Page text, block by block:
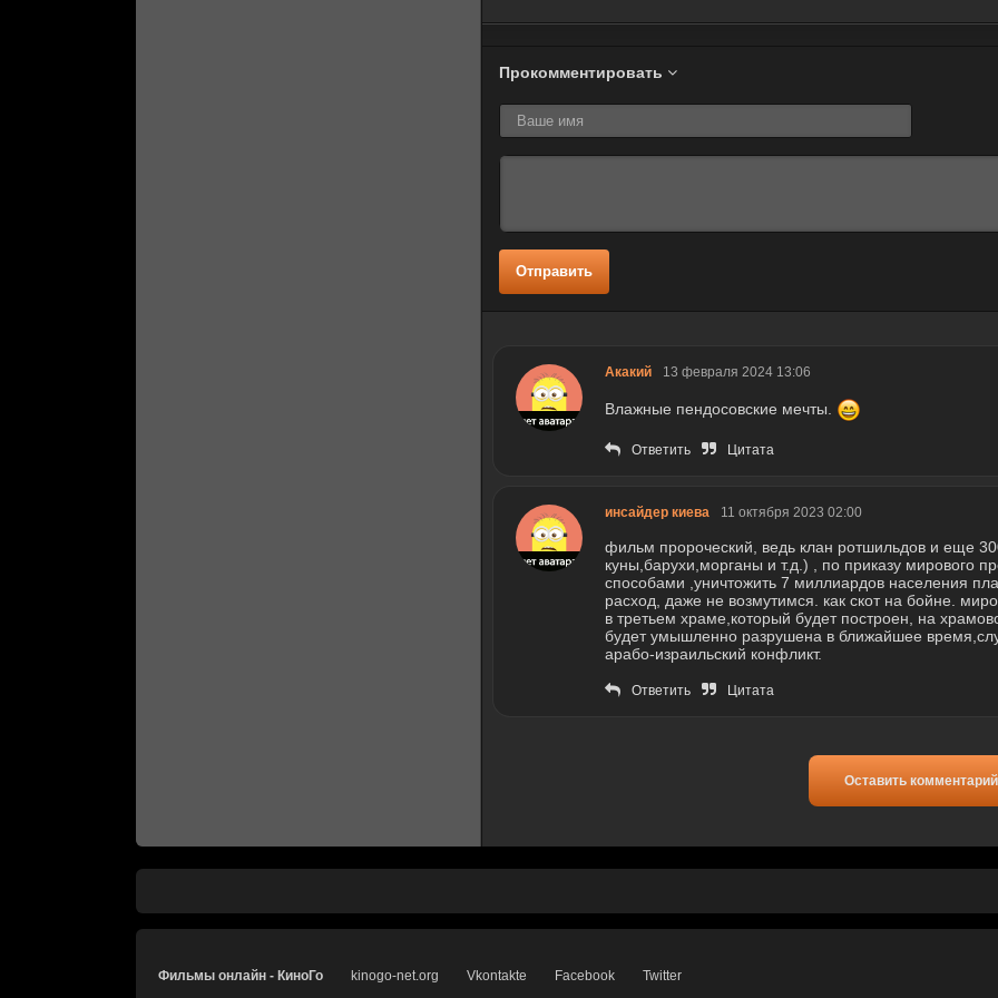
Прокомментировать
Отправить
Акакий 13 февраля 2024 13:06
Влажные пендосовские мечты.
Ответить Цитата
инсайдер киева 11 октября 2023 02:00
фильм пророческий, ведь клан ротшильдов и еще
куны,барухи,морганы и т.д.) , по приказу мирового
способами ,уничтожить 7 миллиардов населения
расход, даже не возмутимся. как скот на бойне.
в третьем храме,который будет построен, на
будет умышленно разрушена в ближайшее
арабо-израильский конфликт.
Ответить Цитата
Оставить комментарий
Фильмы онлайн - КиноГо kinogo-net.org Vkontakte Facebook Twitter